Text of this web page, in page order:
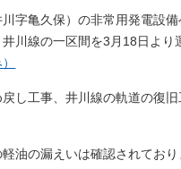
字亀久保）の非常用発電設
川線の一区間を3月18日よ
し工事、井川線の軌道の復
油の漏えいは確認されており